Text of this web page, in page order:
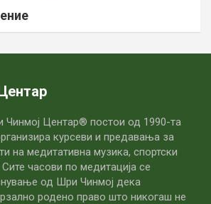
Чинмој Центар® постои од 1990-та
курсеви и предавања за
на медитативна музика, спортски
часови по медитацијa се
од Шри Чинмој дека
родено право што никогаш не